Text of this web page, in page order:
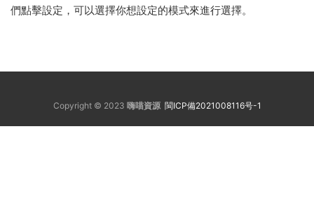
們點擊設定，可以選擇你想設定的模式來進行選擇。
Copyright © 2023 嗨喵資源 閩ICP備2021008116号-1